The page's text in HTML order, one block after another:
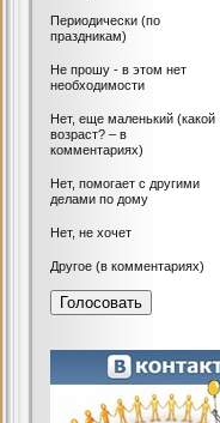
Периодически (по
праздникам)
Не прошу - в этом нет
необходимости
Нет, еще маленький (какой
возраст? – в
комментариях)
Нет, помогает с другими
делами по дому
Нет, не хочет
Другое (в комментариях)